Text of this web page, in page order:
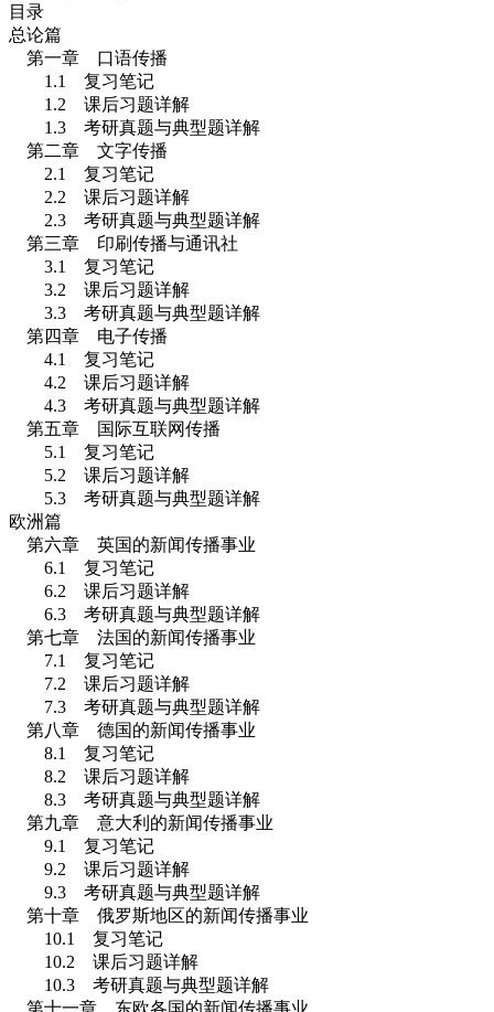
目录
总论篇
第一章 口语传播
1.1
复习笔记
1.2 课后习题详解
1.3 考研真题与典型题详解
第二章 文字传播
2.1
复习笔记
2.2 课后习题详解
2.3 考研真题与典型题详解
第三章 印刷传播与通讯社
3.1
复习笔记
3.2 课后习题详解
3.3 考研真题与典型题详解
第四章 电子传播
4.1
复习笔记
4.2 课后习题详解
4.3 考研真题与典型题详解
第五章 国际互联网传播
5.1
复习笔记
5.2 课后习题详解
5.3 考研真题与典型题详解
欧洲篇
第六章 英国的新闻传播事业
6.1
复习笔记
6.2 课后习题详解
6.3 考研真题与典型题详解
第七章 法国的新闻传播事业
7.1
复习笔记
7.2 课后习题详解
7.3 考研真题与典型题详解
第八章 德国的新闻传播事业
8.1
复习笔记
8.2 课后习题详解
8.3 考研真题与典型题详解
第九章 意大利的新闻传播事业
9.1
复习笔记
9.2 课后习题详解
9.3 考研真题与典型题详解
第十章 俄罗斯地区的新闻传播事业
10.1
复习笔记
10.2 课后习题详解
10.3 考研真题与典型题详解
第十一章 东欧各国的新闻传播事业